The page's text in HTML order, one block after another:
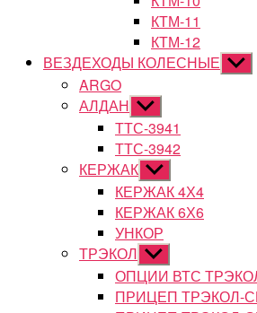
КТМ-11
КТМ-12
ВЕЗДЕХОДЫ КОЛЕСНЫЕ
ARGO
АЛДАН Показывать
подменю
ТТС-3941
ТТС-3942
КЕРЖАК Показывать
подменю
КЕРЖАК 4Х4
КЕРЖАК 6Х6
УНКОР
ТРЭКОЛ Показывать
подменю
ОПЦИИ ВТС
ПРИЦЕП ТРЭКОЛ-